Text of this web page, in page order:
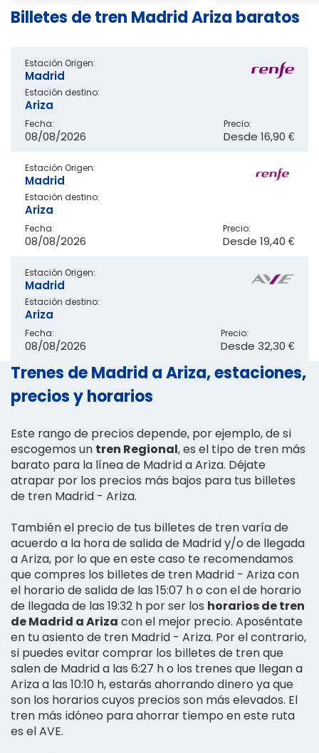
Billetes de tren Madrid Ariza baratos
Estación Origen:
Madrid
Estación destino:
Ariza
Fecha:
08/08/2026
Precio:
Desde 16,90 €
Estación Origen:
Madrid
Estación destino:
Ariza
Fecha:
08/08/2026
Precio:
Desde 19,40 €
Estación Origen:
Madrid
Estación destino:
Ariza
Fecha:
08/08/2026
Precio:
Desde 32,30 €
Trenes de Madrid a Ariza, estaciones,
precios y horarios
Este rango de precios depende, por ejemplo, de si
escogemos un tren Regional, es el tipo de tren más
barato para la línea de Madrid a Ariza. Déjate
atrapar por los precios más bajos para tus billetes
de tren Madrid - Ariza.
También el precio de tus billetes de tren varía de
acuerdo a la hora de salida de Madrid y/o de llegada
a Ariza, por lo que en este caso te recomendamos
que compres los billetes de tren Madrid - Ariza con
el horario de salida de las 15:07 h o con el de horario
de llegada de las 19:32 h por ser los horarios de tren
de Madrid a Ariza con el mejor precio. Aposéntate
en tu asiento de tren Madrid - Ariza. Por el contrario,
si puedes evitar comprar los billetes de tren que
salen de Madrid a las 6:27 h o los trenes que llegan a
Ariza a las 10:10 h, estarás ahorrando dinero ya que
son los horarios cuyos precios son más elevados. El
tren más idóneo para ahorrar tiempo en este ruta
es el AVE.